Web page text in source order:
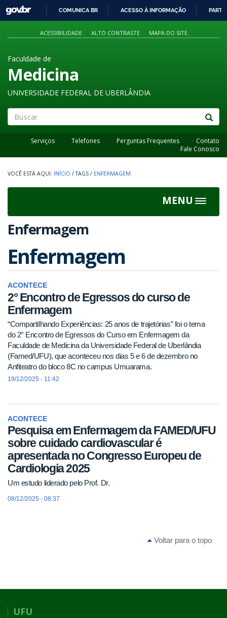
PARA
O
GOVBR
COMUNICA BR ACESSO À INFORMAÇÃO
ACESSIBILIDADE ALTO CONTRASTE MAPA DO SITE
Faculdade de
Medicina
UNIVERSIDADE FEDERAL DE UBERLÂNDIA
Serviços Telefones Perguntas Frequentes
Contato
Fale Conosco
INÍCIO / TAGS / ENFERMAGEM
MENU
Toggle
Enfermagem
Enfermagem
ACONTECE
2° Encontro de Egressos do curso de
Enfermagem
“Compartilhando Experiências: 25 anos de trajetórias” foi o tema
do 2° Encontro de Egressos do Curso em Enfermagem da
Faculdade de Medicina da Universidade Federal de Uberlândia
(Famed/UFU), que aconteceu nos dias 5 e 6 de dezembro no
Anfiteatro do bloco 8C no campus Umuarama.
19/12/2025 - 11:42
ACONTECE
Pesquisa em Enfermagem da FAMED/UFU
sobre cuidado cardiovascular é
apresentada no Congresso Europeu de
Cardiologia 2025
Um estudo liderado pelo Prof. Dr.
08/12/2025 - 08:37
Voltar para o topo
UFU